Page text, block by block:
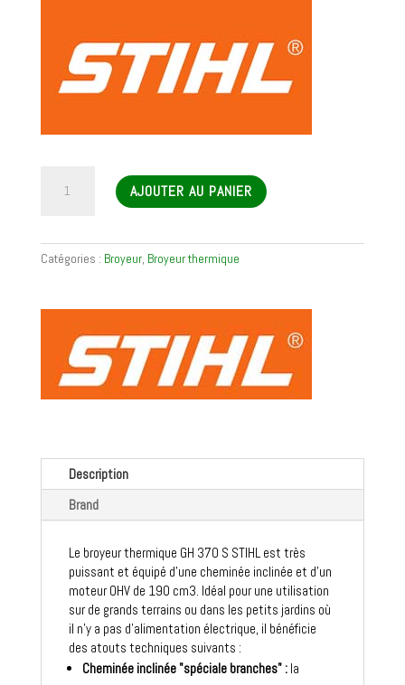
végétaux
électrique
370
AJOUTER AU PANIER
Catégories : Broyeur, Broyeur thermique
Description
Brand
Le broyeur thermique GH 370 S STIHL est très
puissant et équipé d’une cheminée inclinée et d’un
moteur OHV de 190 cm3. Idéal pour une utilisation
sur de grands terrains ou dans les petits jardins où
il n'y a pas d'alimentation électrique, il bénéficie
des atouts techniques suivants :
Cheminée inclinée "spéciale branches" :la